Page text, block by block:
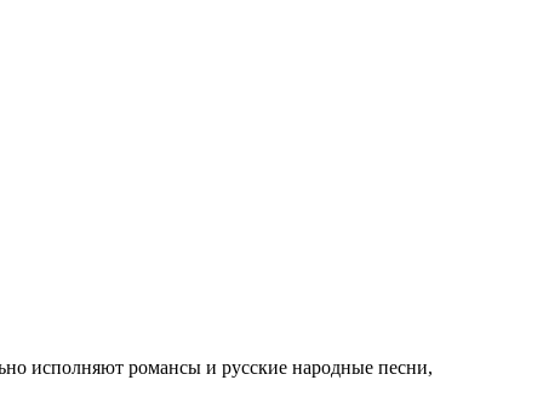
исполняют романсы и русские народные песни,